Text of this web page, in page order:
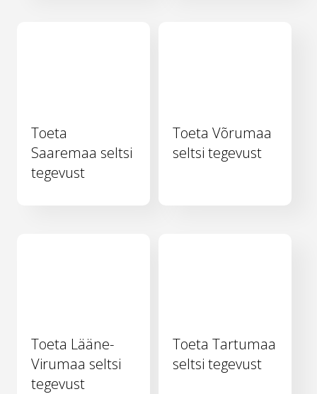
Toeta
Saaremaa seltsi
tegevust
Toeta Võrumaa
seltsi tegevust
Toeta Lääne-
Virumaa seltsi
tegevust
Toeta Tartumaa
seltsi tegevust